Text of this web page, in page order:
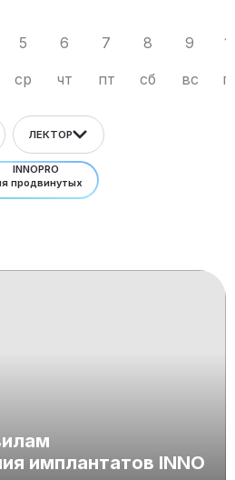
5
ср
6
чт
7
пт
8
сб
9
вс
ЛЕКТОР
INNOPRO
продвинутых
имплантатов INNO